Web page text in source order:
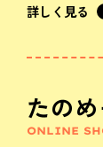
詳しく見る
たの
ONLINE